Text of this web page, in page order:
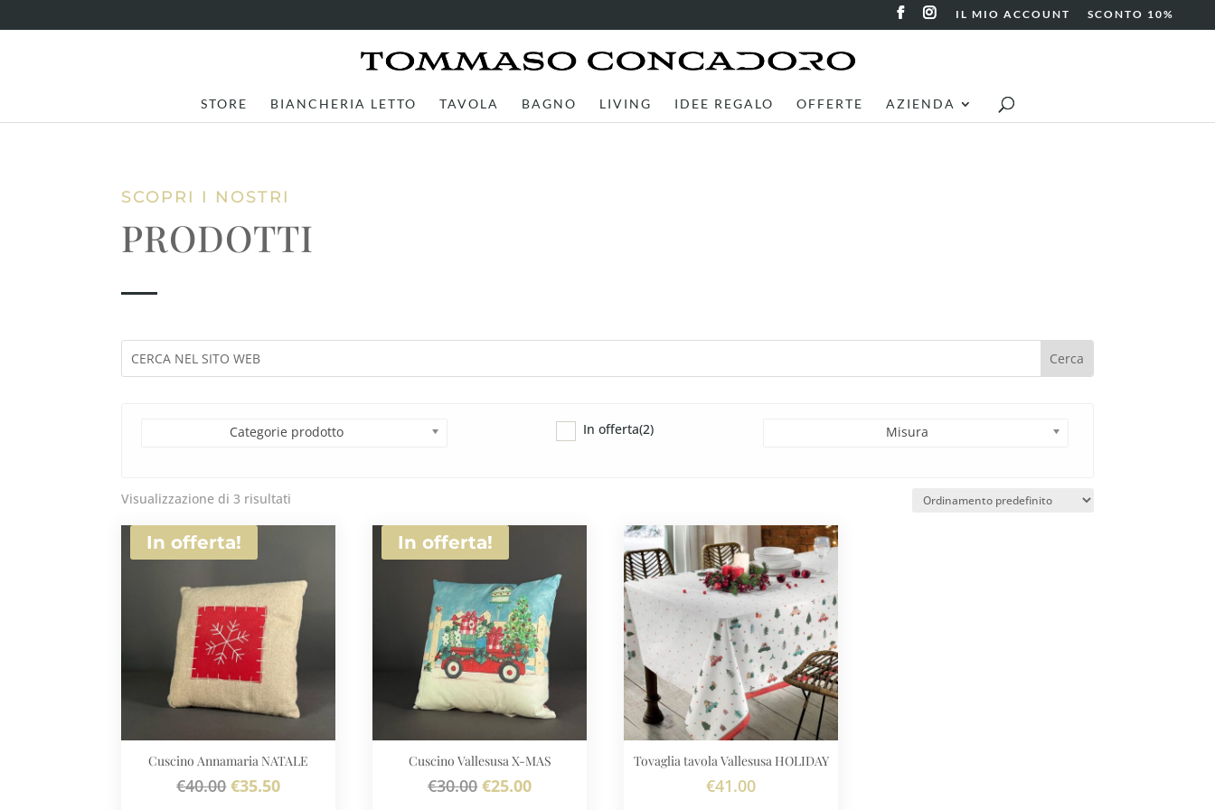
IL MIO ACCOUNT SCONTO 10%
STORE BIANCHERIA LETTO TAVOLA BAGNO LIVING IDEE REGALO OFFERTE AZIENDA
SCOPRI I NOSTRI
PRODOTTI
Categorie prodotto In offerta(2) Misura
Visualizzazione di 3 risultati
In offerta!
Cuscino Annamaria NATALE
€40.00Il
€35.50Il
In offerta!
Cuscino Vallesusa X-MAS
€30.00Il
€25.00Il
Tovaglia tavola Vallesusa HOLIDAY
€41.00